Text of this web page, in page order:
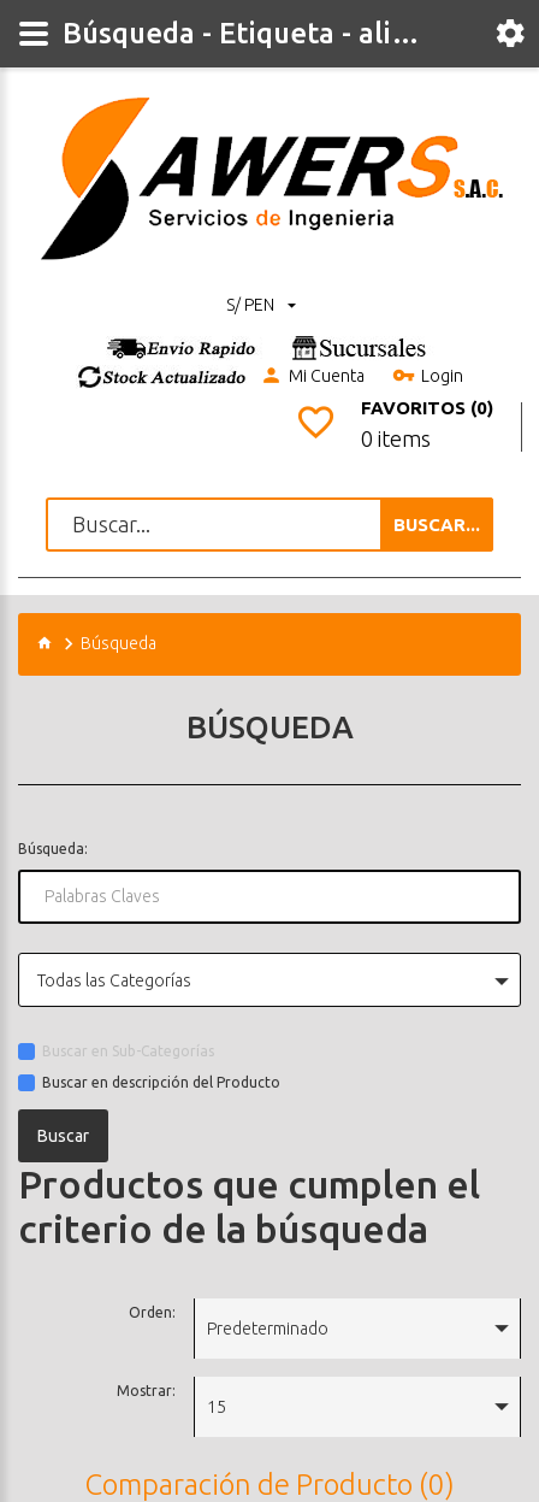
S/ PEN
Mi Cuenta Login
FAVORITOS (0)
0 items
BUSCAR...
Búsqueda
BÚSQUEDA
Búsqueda:
Todas las Categorías
Buscar en Sub-Categorías
Buscar en descripción del Producto
Productos que cumplen el
criterio de la búsqueda
Orden:
Predeterminado
Mostrar:
15
Comparación de Producto (0)
Búsqueda - Etiqueta - alicates